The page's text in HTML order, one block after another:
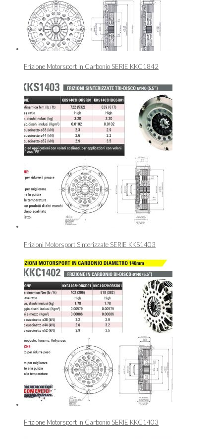
Frizione Motorsport in Carbonio SERIE KKC1842
Frizioni Motorsport Sinterizzate SERIE KKS1403
Frizione Motorsport in Carbonio SERIE KKC1403